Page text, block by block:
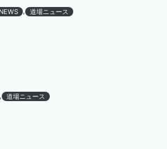
, 道場ニュース
, 道場ニュース